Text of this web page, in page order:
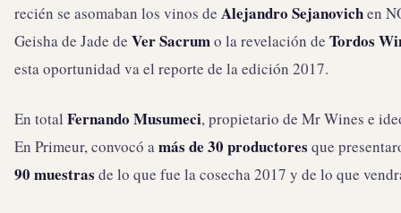
recién se asomaban los vinos de Alejandro Sejanovichen
Geisha de Jade de Ver Sacrumo la revelación de Tordos
esta oportunidad va el reporte de la edición 2017.
En total Fernando Musumeci, propietario de Mr Wines e
En Primeur, convocó amás de 30 productores que
90 muestras de lo que fue la cosecha 2017 y de lo que